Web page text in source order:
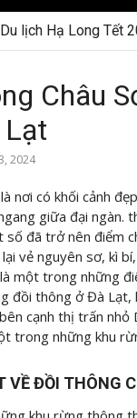
Du lịch Hạ Long Tết
Châu
Lạt
2024
là nơi có khối cảnh
giữa đại ngàn.
đã trở nên điểm
vẻ nguyên sơ, kì
là một trong những
đồi thông ở Đà Lạt,
cạnh thị trấn
trong những khu
VỀ ĐỒI THÔNG